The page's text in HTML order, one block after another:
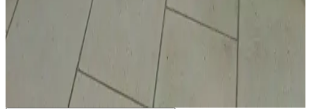
Auf Karte anzeigen
Ihre Reservierungsanfrage ist unverbindlich und erst endgültig,
wenn sie sowohl von Ihnen als auch vom Gastgeber bestätigt
wurde. Stellen Sie daher gerne Ihre zusätzlichen Fragen im
Reservierungsformular.
Telefonnummer anzeigen Website ansehen
Senden Sie eine Reservierungsanfrage
Stellen Sie eine Frage per E-Mail